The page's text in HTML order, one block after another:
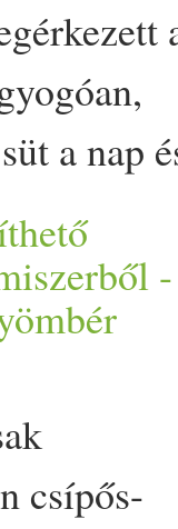
a
más, az
a nap
világos
a
még az
csípős-